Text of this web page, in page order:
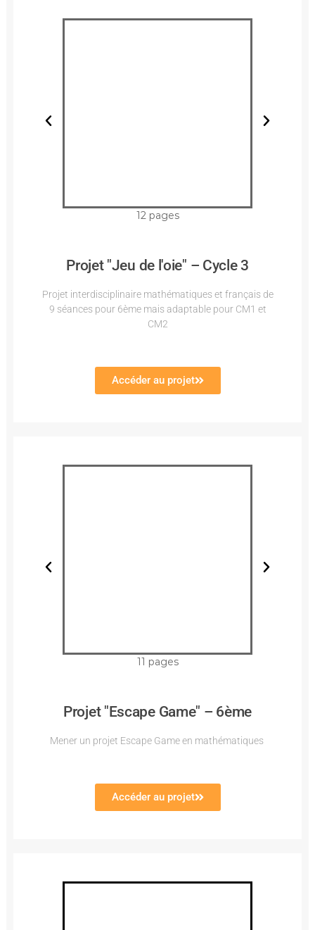
12 pages
Projet "Jeu de l'oie" – Cycle 3
Projet interdisciplinaire mathématiques et français de
9 séances pour 6ème mais adaptable pour CM1 et
CM2
Accéder au projet
11 pages
Projet "Escape Game" – 6ème
Mener un projet Escape Game en mathématiques
Accéder au projet